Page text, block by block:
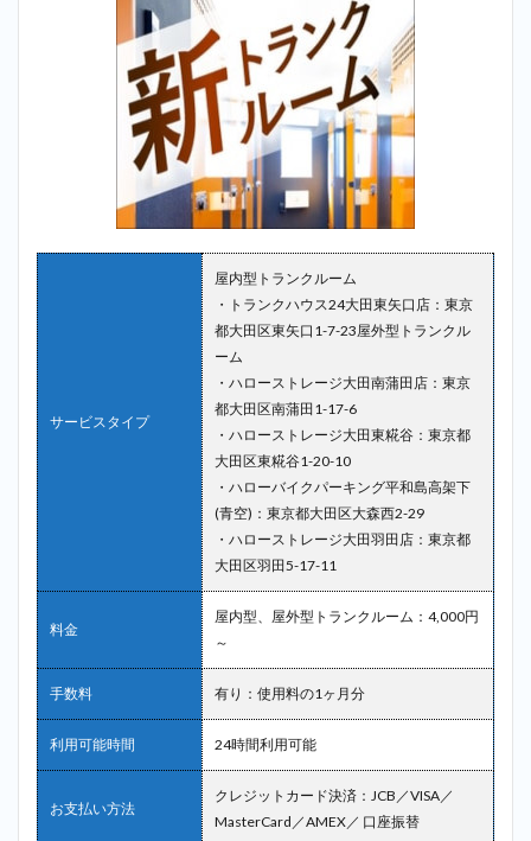
＿羽
田空
ター
ミナ
ル
2.6
6位：
ディ
ーゼ
ット
サー
田空
港第3
ター
ミナ
ル
2.7
7位：
AZUKEL（ア
ズケル）＿
8位：
宅ト
空港
第3タ
ーミ
ナル
サービスタイプ
屋内型トランクルーム
・トランクハウス24大田東矢口店：東京
都大田区東矢口1-7-23屋外型トランクル
ーム
・ハローストレージ大田南蒲田店：東京
都大田区南蒲田1-17-6
・ハローストレージ大田東糀谷：東京都
大田区東糀谷1-20-10
・ハローバイクパーキング平和島高架下
(青空)：東京都大田区大森西2-29
・ハローストレージ大田羽田店：東京都
大田区羽田5-17-11
料金
屋内型、屋外型トランクルーム：4,000円
～
手数料 有り：使用料の1ヶ月分
利用可能時間 24時間利用可能
お支払い方法
クレジットカード決済：JCB／VISA／
MasterCard／AMEX／ 口座振替